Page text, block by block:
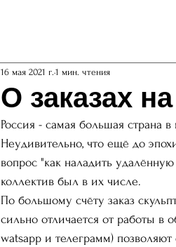
О заказах
16 мая 2021 г. 1 мин. чтения
Россия - самая большая страна
Неудивительно, что ещё до
вопрос "как наладить
коллектив был в их числе.
По большому счёту заказ
сильно отличается от работы
watsapp и телеграмм)